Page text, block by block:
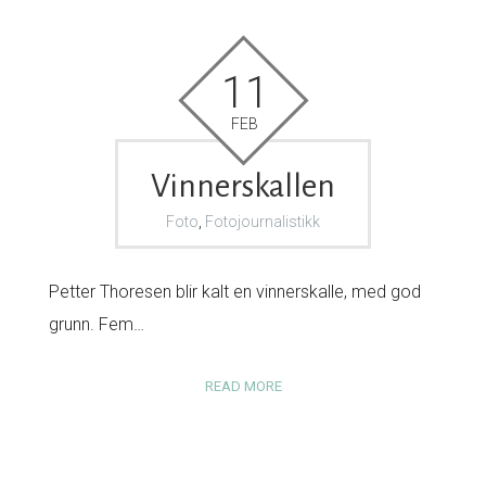
11
FEB
Vinnerskallen
Foto Fotojournalistikk
Petter Thoresen blir kalt en vinnerskalle, med god
grunn. Fem…
READ MORE